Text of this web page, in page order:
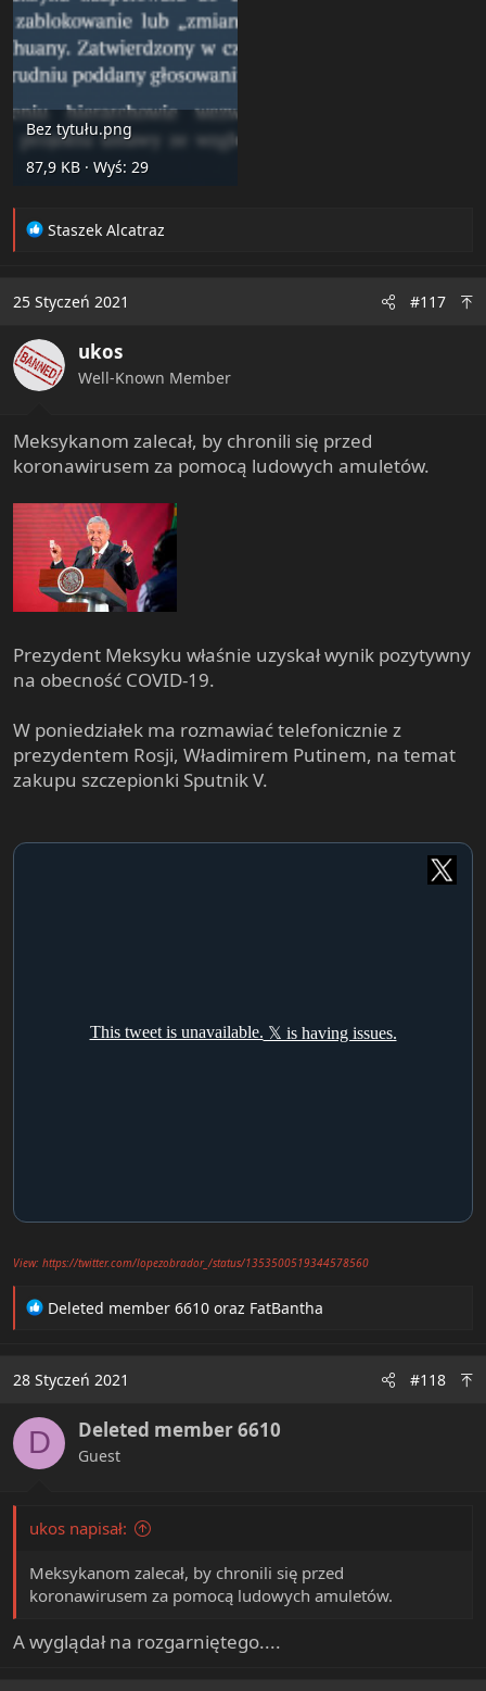
Bez tytułu.png
87,9 KB · Wyś: 29
R
t
o
n
s
Staszek Alcatraz
25 Styczeń 2021 #117
ukos
Well-Known Member
Meksykanom zalecał, by chronili się przed
koronawirusem za pomocą ludowych amuletów.
Prezydent Meksyku właśnie uzyskał wynik pozytywny
na obecność COVID-19.
W poniedziałek ma rozmawiać telefonicznie z
prezydentem Rosji, Władimirem Putinem, na temat
zakupu szczepionki Sputnik V.
View: https://twitter.com/lopezobrador_/status/1353500519344578560
R
t
o
n
s
Deleted member 6610 oraz FatBantha
28 Styczeń 2021 #118
D Deleted member 6610
Guest
ukos napisał:
Meksykanom zalecał, by chronili się przed
koronawirusem za pomocą ludowych amuletów.
A wyglądał na rozgarniętego....